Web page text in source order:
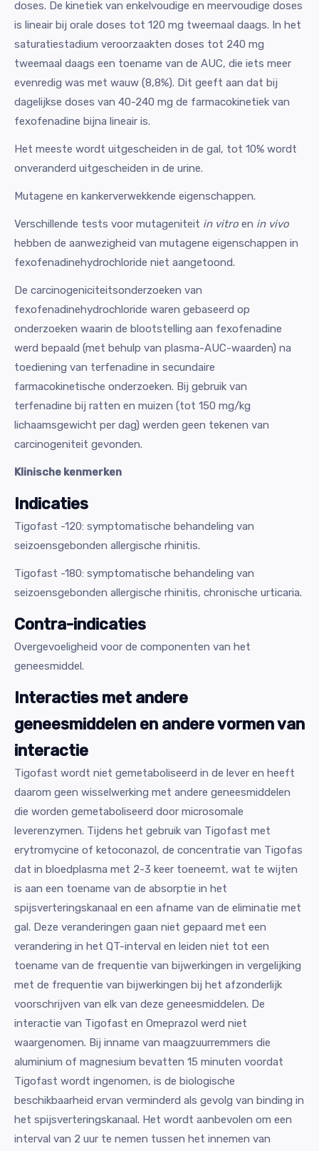
doses. De kinetiek van enkelvoudige en meervoudige doses
is lineair bij orale doses tot 120 mg tweemaal daags. In het
saturatiestadium veroorzaakten doses tot 240 mg
tweemaal daags een toename van de AUC, die iets meer
evenredig was met wauw (8,8%). Dit geeft aan dat bij
dagelijkse doses van 40-240 mg de farmacokinetiek van
fexofenadine bijna lineair is.
Het meeste wordt uitgescheiden in de gal, tot 10% wordt
onveranderd uitgescheiden in de urine.
Mutagene en kankerverwekkende eigenschappen.
Verschillende tests voor mutageniteit in vitro en in vivo
hebben de aanwezigheid van mutagene eigenschappen in
fexofenadinehydrochloride niet aangetoond.
De carcinogeniciteitsonderzoeken van
fexofenadinehydrochloride waren gebaseerd op
onderzoeken waarin de blootstelling aan fexofenadine
werd bepaald (met behulp van plasma-AUC-waarden) na
toediening van terfenadine in secundaire
farmacokinetische onderzoeken. Bij gebruik van
terfenadine bij ratten en muizen (tot 150 mg/kg
lichaamsgewicht per dag) werden geen tekenen van
carcinogeniteit gevonden.
Klinische kenmerken
Indicaties
Tigofast -120: symptomatische behandeling van
seizoensgebonden allergische rhinitis.
Tigofast -180: symptomatische behandeling van
seizoensgebonden allergische rhinitis, chronische urticaria.
Contra-indicaties
Overgevoeligheid voor de componenten van het
geneesmiddel.
Interacties met andere
geneesmiddelen en andere vormen van
interactie
Tigofast wordt niet gemetaboliseerd in de lever en heeft
daarom geen wisselwerking met andere geneesmiddelen
die worden gemetaboliseerd door microsomale
leverenzymen. Tijdens het gebruik van Tigofast met
erytromycine of ketoconazol, de concentratie van Tigofas
dat in bloedplasma met 2-3 keer toeneemt, wat te wijten
is aan een toename van de absorptie in het
spijsverteringskanaal en een afname van de eliminatie met
gal. Deze veranderingen gaan niet gepaard met een
verandering in het QT-interval en leiden niet tot een
toename van de frequentie van bijwerkingen in vergelijking
met de frequentie van bijwerkingen bij het afzonderlijk
voorschrijven van elk van deze geneesmiddelen. De
interactie van Tigofast en Omeprazol werd niet
waargenomen. Bij inname van maagzuurremmers die
aluminium of magnesium bevatten 15 minuten voordat
Tigofast wordt ingenomen, is de biologische
beschikbaarheid ervan verminderd als gevolg van binding in
het spijsverteringskanaal. Het wordt aanbevolen om een
interval van 2 uur te nemen tussen het innemen van